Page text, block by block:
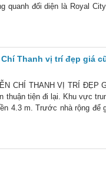
quanh đối diện là Royal
Thanh vị trí đẹp giá
CHÍ THANH VỊ TRÍ ĐẸP
thuận tiện đi lại. Khu vực
4.3 m. Trước nhà rộng